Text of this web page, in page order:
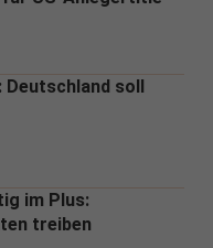
soll
im Plus:
treiben